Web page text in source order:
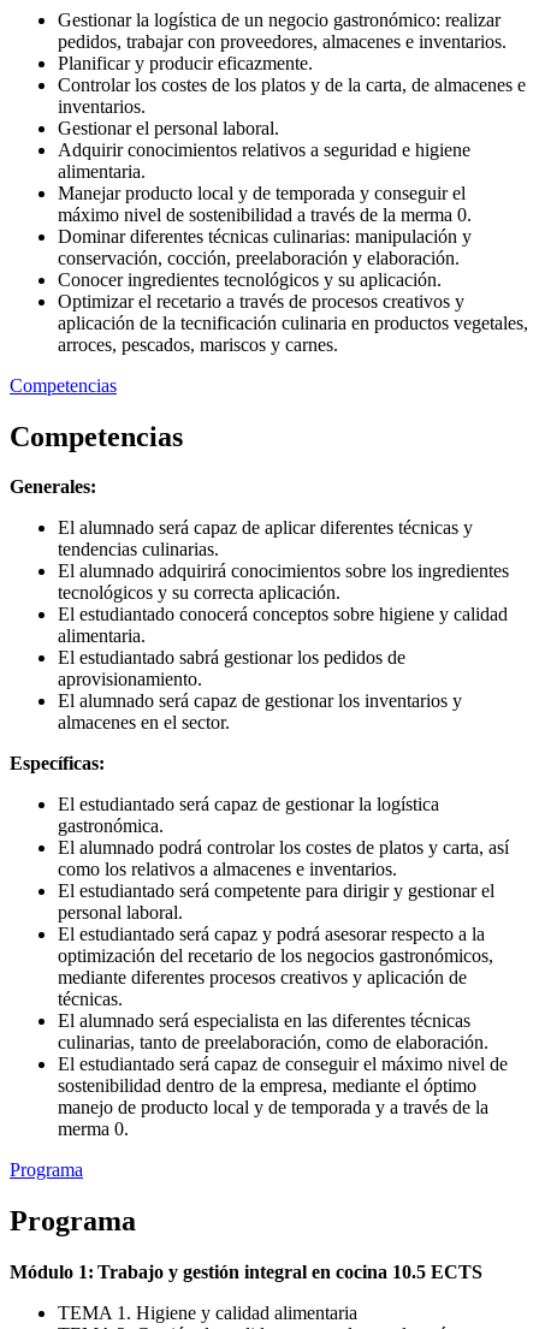
Gestionar la logística de un negocio gastronómico: realizar
pedidos, trabajar con proveedores, almacenes e inventarios.
Planificar y producir eficazmente.
Controlar los costes de los platos y de la carta, de almacenes e
inventarios.
Gestionar el personal laboral.
Adquirir conocimientos relativos a seguridad e higiene
alimentaria.
Manejar producto local y de temporada y conseguir el
máximo nivel de sostenibilidad a través de la merma 0.
Dominar diferentes técnicas culinarias: manipulación y
conservación, cocción, preelaboración y elaboración.
Conocer ingredientes tecnológicos y su aplicación.
Optimizar el recetario a través de procesos creativos y
aplicación de la tecnificación culinaria en productos vegetales,
arroces, pescados, mariscos y carnes.
Competencias
Competencias
Generales:
El alumnado será capaz de aplicar diferentes técnicas y
tendencias culinarias.
El alumnado adquirirá conocimientos sobre los ingredientes
tecnológicos y su correcta aplicación.
El estudiantado conocerá conceptos sobre higiene y calidad
alimentaria.
El estudiantado sabrá gestionar los pedidos de
aprovisionamiento.
El alumnado será capaz de gestionar los inventarios y
almacenes en el sector.
Específicas:
El estudiantado será capaz de gestionar la logística
gastronómica.
El alumnado podrá controlar los costes de platos y carta, así
como los relativos a almacenes e inventarios.
El estudiantado será competente para dirigir y gestionar el
personal laboral.
El estudiantado será capaz y podrá asesorar respecto a la
optimización del recetario de los negocios gastronómicos,
mediante diferentes procesos creativos y aplicación de
técnicas.
El alumnado será especialista en las diferentes técnicas
culinarias, tanto de preelaboración, como de elaboración.
El estudiantado será capaz de conseguir el máximo nivel de
sostenibilidad dentro de la empresa, mediante el óptimo
manejo de producto local y de temporada y a través de la
merma 0.
Programa
Programa
Módulo 1: Trabajo y gestión integral en cocina 10.5 ECTS
TEMA 1. Higiene y calidad alimentaria